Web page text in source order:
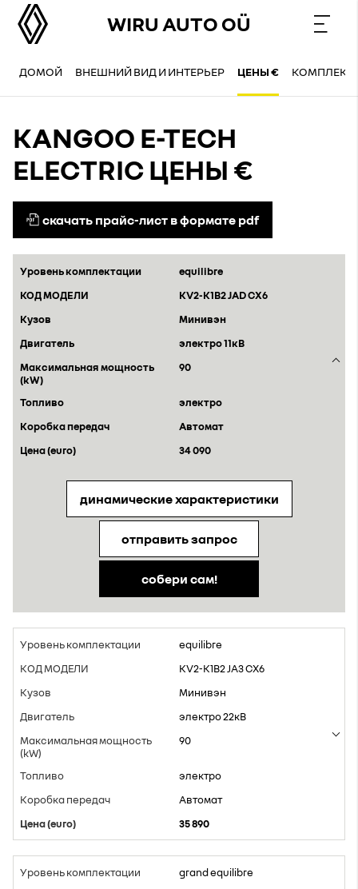
WIRU AUTO OÜ
ДОМОЙ ВНЕШНИЙ ВИД И ИНТЕРЬЕР ЦЕНЫ €
KANGOO E-TECH
ELECTRIC ЦЕНЫ €
скачать прайс-лист в формате pdf
equilibre
KV2-K1B2 JAD CX6
Минивэн
электро 11кВ
90
электро
Aвтомат
34 090
динамические характеристики
отправить запрос
собери сам!
equilibre
KV2-K1B2 JA3 CX6
Минивэн
электро 22кВ
90
электро
Aвтомат
35 890
grand equilibre